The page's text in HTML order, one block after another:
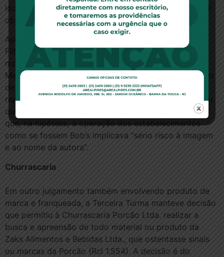
local em que ficava o restaurante. A cláusula tinha por
objetivo a proteção da marca.
Após refletir sobre o caso, o relator, ministro Castro
Filho, manteve a indenização ao Bob’s por danos
morais, mas negou o pedido de danos materiais.
Mesmo ressalvando que, em regra, “o descumprimento
de disposição contratual, por si só, não enseje
reparação a título de dano moral”, o ministro observou
que a decisão da Justiça paulista havia considerado
que, na hipótese, a operação dos estabelecimentos
como se fossem Bob’s implicava “sério risco à imagem
e ao nome da autora”.
Churrascaria
Em outro julgamento também envolvendo produto de
marca e franqueada, a Terceira Turma manteve decisão
que permitiu à Churrascaria Porcão Ltda. realizar a
busca e apreensão de todo material ou produto da
Zaks Alimentos e Bebidas Ltda., que ostentasse sinais
ou marcas da Porcão (Rcl 1.554). A decisão é do